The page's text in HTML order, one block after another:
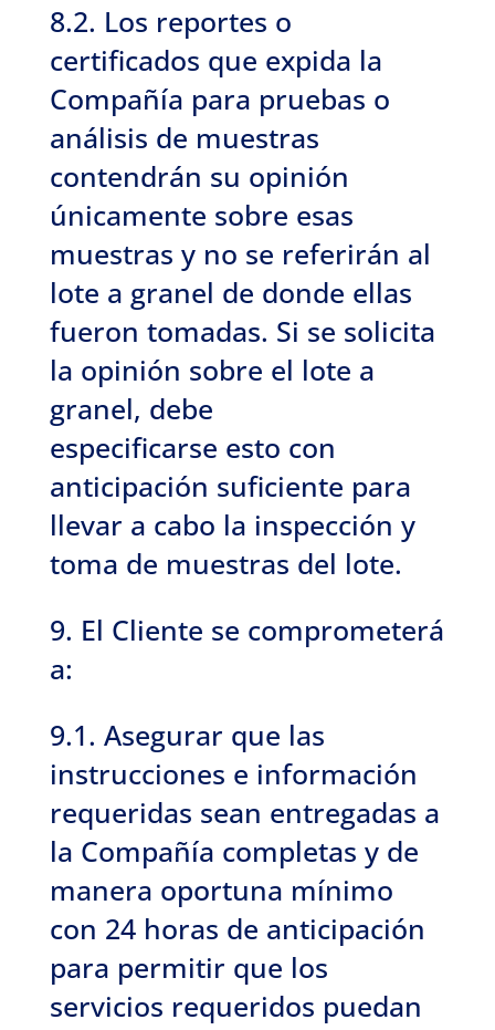
8.2. Los reportes o
certificados que expida la
Compañía para pruebas o
análisis de muestras
contendrán su opinión
únicamente sobre esas
muestras y no se referirán al
lote a granel de donde ellas
fueron tomadas. Si se solicita
la opinión sobre el lote a
granel, debe
especificarse esto con
anticipación suficiente para
llevar a cabo la inspección y
toma de muestras del lote.
9. El Cliente se comprometerá
a:
9.1. Asegurar que las
instrucciones e información
requeridas sean entregadas a
la Compañía completas y de
manera oportuna mínimo
con 24 horas de anticipación
para permitir que los
servicios requeridos puedan